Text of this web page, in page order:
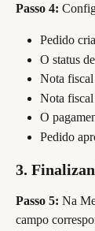
Passo 4:
Pedido
O status
Nota
Nota
O
Pedido
3.
Passo 5: Na
campo